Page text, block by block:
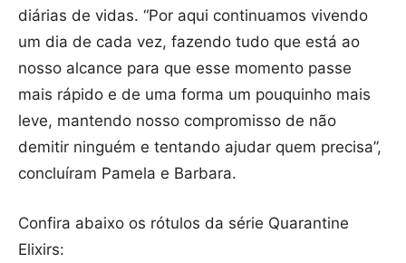
diárias de vidas. “Por aqui continuamos vivendo
um dia de cada vez, fazendo tudo que está ao
nosso alcance para que esse momento passe
mais rápido e de uma forma um pouquinho mais
leve, mantendo nosso compromisso de não
demitir ninguém e tentando ajudar quem precisa”,
concluíram Pamela e Barbara.
Confira abaixo os rótulos da série Quarantine
Elixirs: